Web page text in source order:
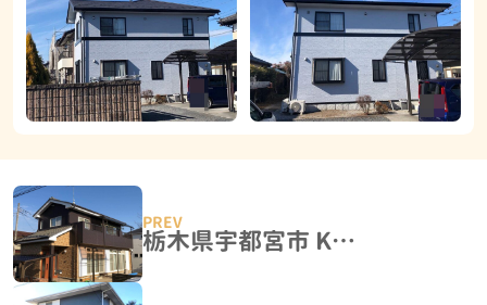
栃木県宇都宮市 K様邸 外壁カバー工法